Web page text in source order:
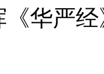
《华严